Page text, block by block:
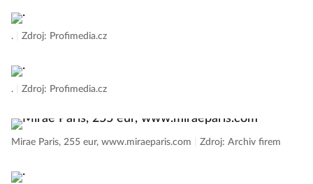
. Zdroj: Profimedia.cz
. Zdroj: Profimedia.cz
Mirae Paris, 255 eur, www.miraeparis.com Zdroj: Archiv firem